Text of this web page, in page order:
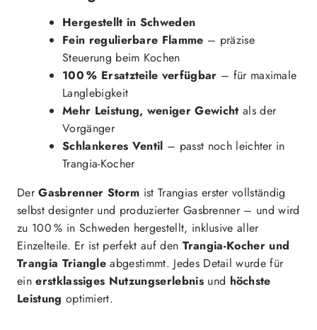
Hergestellt in Schweden
Fein regulierbare Flamme – präzise
Steuerung beim Kochen
100 % Ersatzteile verfügbar – für maximale
Langlebigkeit
Mehr Leistung, weniger Gewicht als der
Vorgänger
Schlankeres Ventil – passt noch leichter in
Trangia-Kocher
DerGasbrenner Storm ist Trangias erster vollständig
selbst designter und produzierter Gasbrenner – und wird
zu 100 % in Schweden hergestellt, inklusive aller
Einzelteile. Er ist perfekt auf den Trangia-Kocher und
Trangia Triangle abgestimmt. Jedes Detail wurde für
einerstklassiges Nutzungserlebnisund höchste
Leistung optimiert.